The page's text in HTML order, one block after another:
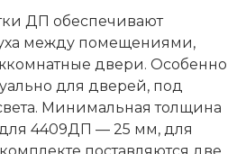
ДП обеспечивают
между помещениями,
двери. Особенно
для дверей, под
Минимальная толщина
4409ДП — 25 мм, для